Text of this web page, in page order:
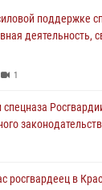
поддержке
деятельность,
1
росгвардеец в